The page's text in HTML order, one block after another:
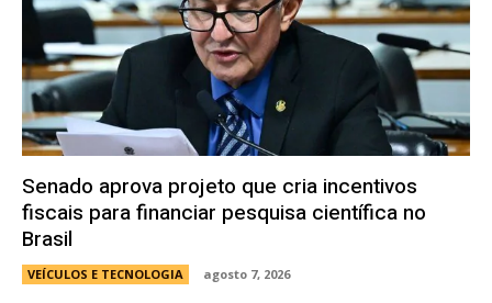
Senado aprova projeto que cria incentivos
fiscais para financiar pesquisa científica no
Brasil
VEÍCULOS E TECNOLOGIA agosto 7, 2026